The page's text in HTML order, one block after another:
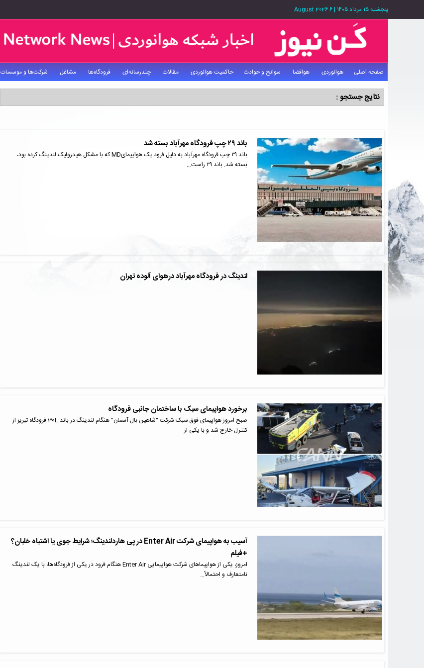
پنجشنبه ۱۵ مرداد ۱۴۰۵ |
6 August 2026
صفحه اصلی هوانوردی هوافضا سوانح و حوادث حاکمیت هوانوردی مقالات چندرسانه‌ای فرودگاه‌ها مشاغل شرکت‌ها و موسسات
نتایج جستجو :
باند ۲۹ چپ فرودگاه مهرآباد بسته شد
باند ۲۹ چپ فرودگاه مهرآباد به دلیل فرود یک هواپیمایMD که با مشکل هیدرولیک لندینگ کرده بود،
بسته شد. باند ۲۹ راست…
لندینگ در فرودگاه مهرآباد درهوای آلوده تهران
برخورد هواپیمای سبک با ساختمان جانبی فرودگاه
صبح امروز هواپیمای فوق سبک شرکت "شاهین بال آسمان" هنگام لندینگ در باند 30L فرودگاه تبریز از
کنترل خارج شد و با یکی از…
آسیب به هواپیمای شرکت Enter Air در پی هاردلندینگ؛ شرایط جوی یا اشتباه خلبان؟
+فیلم
امروز، یکی از هواپیماهای شرکت هواپیمایی Enter Air هنگام فرود در یکی از فرودگاه‌ها، با یک لندینگ
نامتعارف و احتمالاً…